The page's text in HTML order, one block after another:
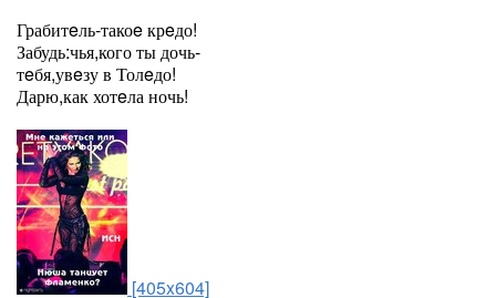
Грабитeль-такоe крeдо!
Забудь:чья,кого ты дочь-
тeбя,увeзу в Толeдо!
Дарю,как хотeла ночь!
[405x604]